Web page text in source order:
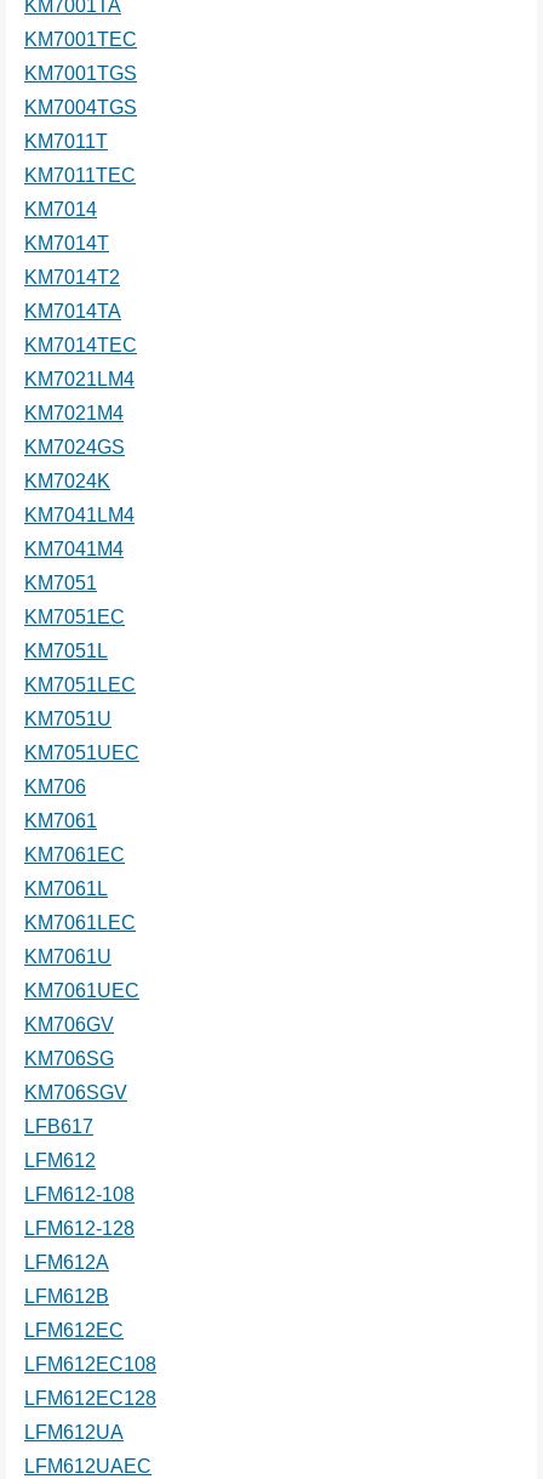
KM7001TA
KM7001TEC
KM7001TGS
KM7004TGS
KM7011T
KM7011TEC
KM7014
KM7014T
KM7014T2
KM7014TA
KM7014TEC
KM7021LM4
KM7021M4
KM7024GS
KM7024K
KM7041LM4
KM7041M4
KM7051
KM7051EC
KM7051L
KM7051LEC
KM7051U
KM7051UEC
KM706
KM7061
KM7061EC
KM7061L
KM7061LEC
KM7061U
KM7061UEC
KM706GV
KM706SG
KM706SGV
LFB617
LFM612
LFM612-108
LFM612-128
LFM612A
LFM612B
LFM612EC
LFM612EC108
LFM612EC128
LFM612UA
LFM612UAEC